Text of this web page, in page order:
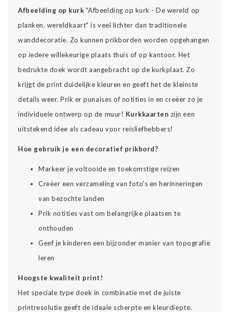
Afbeelding op kurk "Afbeelding op kurk - De wereld op
planken, wereldkaart" is veel lichter dan traditionele
wanddecoratie. Zo kunnen prikborden worden opgehangen
op iedere willekeurige plaats thuis of op kantoor. Het
bedrukte doek wordt aangebracht op de kurkplaat. Zo
krijgt de print duidelijke kleuren en geeft het de kleinste
details weer. Prik er punaises of notities in en creëer zo je
individuele ontwerp op de muur! Kurkkaarten zijn een
uitstekend idee als cadeau voor reisliefhebbers!
Hoe gebruik je een decoratief prikbord?
Markeer je voltooide en toekomstige reizen
Creëer een verzameling van foto's en herinneringen
van bezochte landen
Prik notities vast om belangrijke plaatsen te
onthouden
Geef je kinderen een bijzonder manier van topografie
leren
Hoogste kwaliteit print!
Het speciale type doek in combinatie met de juiste
printresolutie geeft de ideale scherpte en kleurdiepte.